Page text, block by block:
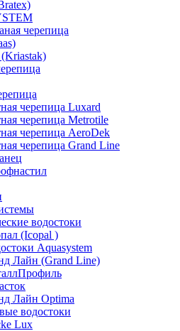
черепица
черепица Luxard
черепица Metrotile
черепица AeroDek
черепица Grand Line
водостоки
(Icopal )
Aquasystem
Лайн (Grand Line)
Лайн Optima
водостоки
Lux